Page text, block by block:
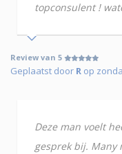
topconsulent !
Review van 5
Geplaatst door R op
Deze man voelt
gesprek bij. Many